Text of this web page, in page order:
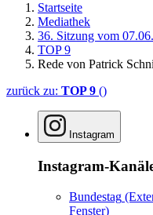
Startseite
Mediathek
36. Sitzung vom
TOP 9
Rede von Patrick
zurück zu: TOP 9 ()
Instagram
Instagram-
Bundestag
Fenster)